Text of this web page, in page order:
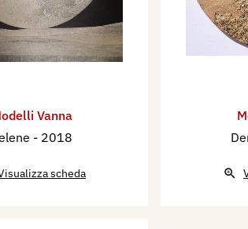
Vanna
- 2018
scheda